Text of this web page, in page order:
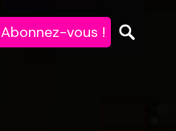
Abonnez-vous !